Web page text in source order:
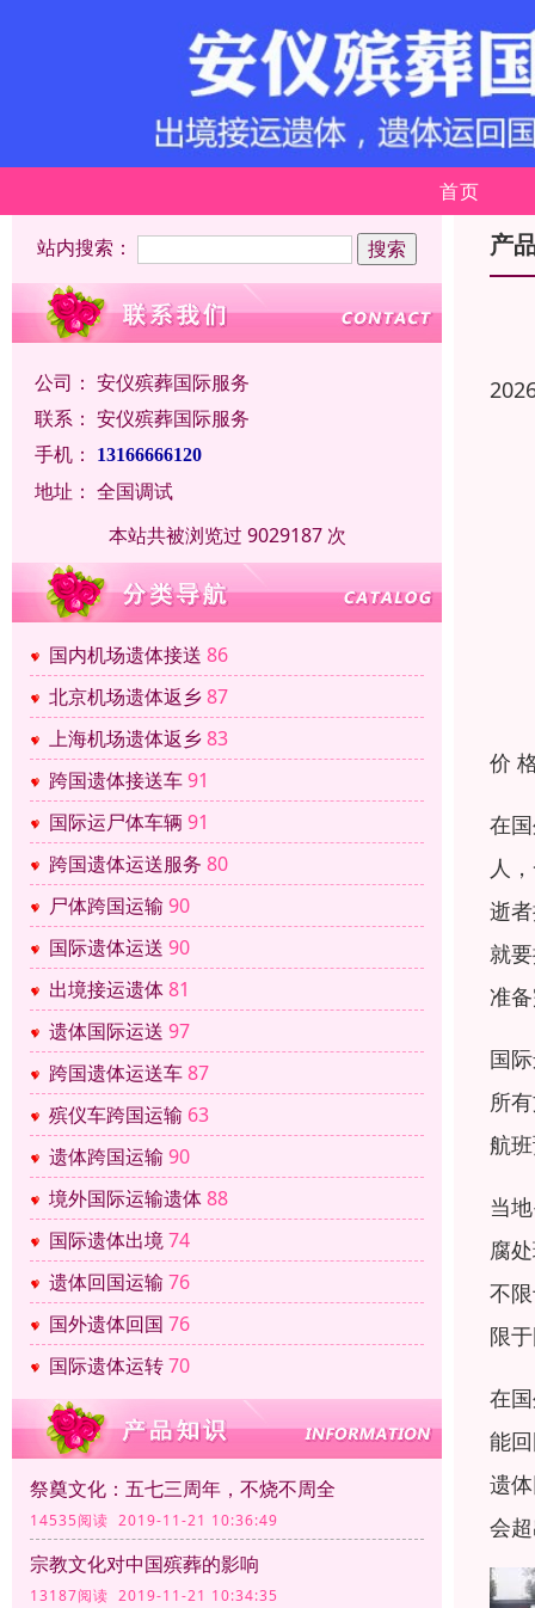
首页
站内搜索：
公司： 安仪殡葬国际服务
联系： 安仪殡葬国际服务
手机：
13166666120
地址： 全国调试
本站共被浏览过 9029187 次
国内机场遗体接送 86
北京机场遗体返乡87
上海机场遗体返乡83
跨国遗体接送车91
国际运尸体车辆 91
跨国遗体运送服务 80
尸体跨国运输 90
国际遗体运送 90
出境接运遗体81
遗体国际运送 97
跨国遗体运送车87
殡仪车跨国运输 63
遗体跨国运输 90
境外国际运输遗体88
国际遗体出境74
遗体回国运输 76
国外遗体回国 76
国际遗体运转70
祭奠文化：五七三周年，不烧不周全
14535阅读 2019-11-21 10:36:49
宗教文化对中国殡葬的影响
13187阅读 2019-11-21 10:34:35
产
价
在
人
逝
就
准
国
所
航
当
腐
不
限
在
能
遗
会